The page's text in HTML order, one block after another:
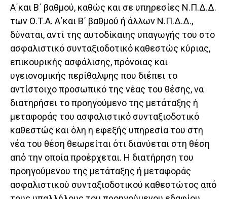
Α΄και Β΄ βαθμού, καθώς και σε υπηρεσίες Ν.Π.Δ.Δ.
των Ο.Τ.Α. Α΄και Β΄ βαθμού ή άλλων Ν.Π.Δ.Δ.,
δύναται, αντί της αυτοδίκαιης υπαγωγής του στο
ασφαλιστικό συνταξιοδοτικό καθεστώς κύριας,
επικουρικής ασφάλισης, πρόνοιας και
υγειονομικής περίθαλψης που διέπει το
αντίστοιχο προσωπικό της νέας του θέσης, να
διατηρήσει το προηγούμενο της μετάταξης ή
μεταφοράς του ασφαλιστικό συνταξιοδοτικό
καθεστώς και όλη η εφεξής υπηρεσία του στη
νέα του θέση θεωρείται ότι διανύεται στη θέση
από την οποία προέρχεται. Η διατήρηση του
προηγούμενου της μετάταξης ή μεταφοράς
ασφαλιστικού συνταξιοδοτικού καθεστώτος από